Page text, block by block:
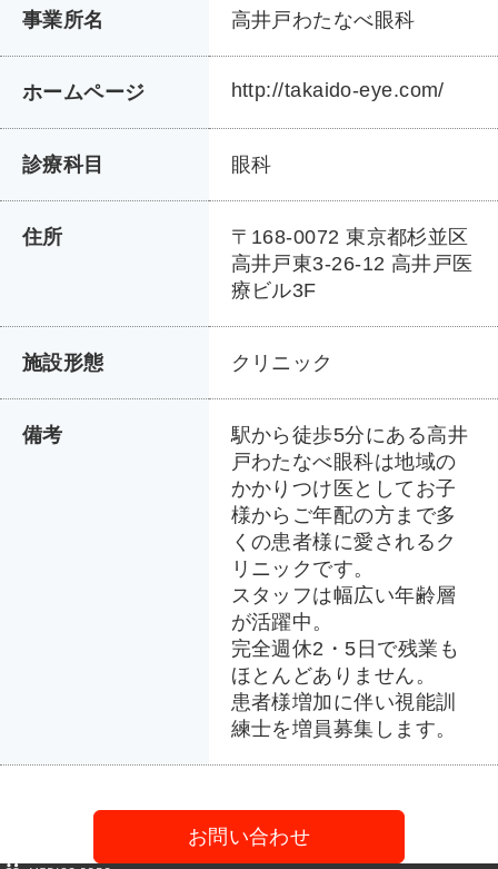
事業所名 高井戸わたなべ眼科
ホームページ http://takaido-eye.com/
診療科目 眼科
住所
〒168-0072 東京都杉並区
高井戸東3-26-12 高井戸医
療ビル3F
施設形態 クリニック
備考
駅から徒歩5分にある高井
戸わたなべ眼科は地域の
かかりつけ医としてお子
様からご年配の方まで多
くの患者様に愛されるク
リニックです。
スタッフは幅広い年齢層
が活躍中。
完全週休2・5日で残業も
ほとんどありません。
患者様増加に伴い視能訓
練士を増員募集します。
お問い合わせ